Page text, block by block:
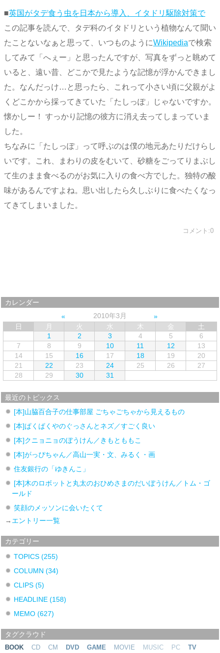
■英国がタデ食う虫を日本から導入、イタドリ駆除対策で
この記事を読んで、タデ科のイタドリという植物なんて聞い
たことないなぁと思って、いつものようにWikipediaで検索
してみて「へぇー」と思ったんですが、写真をずっと眺めて
いると、遠い昔、どこかで見たような記憶が浮かんできまし
た。なんだっけ…と思ったら、これって小さい頃に父親がよ
くどこかから採ってきていた「たしっぽ」じゃないですか。
懐かしー！ すっかり記憶の彼方に消え去ってしまっていま
した。
ちなみに「たしっぽ」って呼ぶのは僕の地元あたりだけらし
いです。これ、まわりの皮をむいて、砂糖をごってりまぶし
て生のまま食べるのがお気に入りの食べ方でした。独特の酸
味があるんですよね。思い出したら久しぶりに食べたくなっ
てきてしまいました。
コメント:0
カレンダー
2010年3月
日
月 火 水 木 金
土
1
2 3 4 5
6
7
8 9 10 11 12
13
14
15 16 17 18 19
20
21
22 23 24 25 26
27
28
29 30 31
最近のトピックス
[本]山脇百合子の仕事部屋 ごちゃごちゃから見えるもの
[本]ぱくぱくやのぐっさんとネズ／すごく良い
[本]クニョニョのぼうけん／きもとももこ
[本]がっぴちゃん／高山一実・文、みるく・画
住友銀行の「ゆきんこ」
[本]木のロボットと丸太のおひめさまのだいぼうけん／トム・ゴ
ールド
笑顔のメッソンに会いたくて
→ エントリー一覧
カテゴリー
TOPICS(255)
COLUMN(34)
CLIPS(5)
HEADLINE(158)
MEMO(627)
タグクラウド
BOOK CD CM DVD GAME MOVIE MUSIC PC
TV